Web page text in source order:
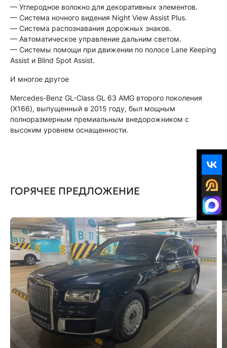
— Углеродное волокно для декоративных элементов.
— Система ночного видения Night View Assist Plus.
— Система распознавания дорожных знаков.
— Автоматическое управление дальним светом.
— Системы помощи при движении по полосе Lane Keeping
Assist и Blind Spot Assist.
И многое другое
Mercedes-Benz GL-Class GL 63 AMG второго поколения
(X166), выпущенный в 2015 году, был мощным
полноразмерным премиальным внедорожником с
высоким уровнем оснащенности.
ГОРЯЧЕЕ ПРЕДЛОЖЕНИЕ